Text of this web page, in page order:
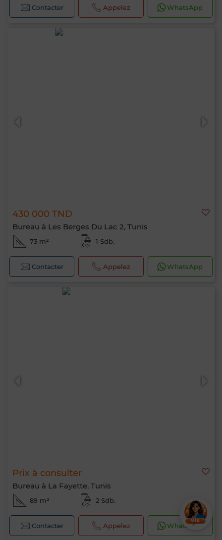
Contacter Appelez WhatsApp
430 000 TND
Bureau à Les Berges Du Lac 2, Tunis
73 m² 1 Sdb.
Contacter Appelez WhatsApp
Prix à consulter
Bureau à La Fayette, Tunis
89 m² 2 Sdb.
Contacter Appelez WhatsApp